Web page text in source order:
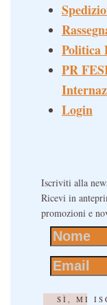
Politica
PR
Login
Iscriviti alla
Ricevi in
promozioni e
SÌ, MI